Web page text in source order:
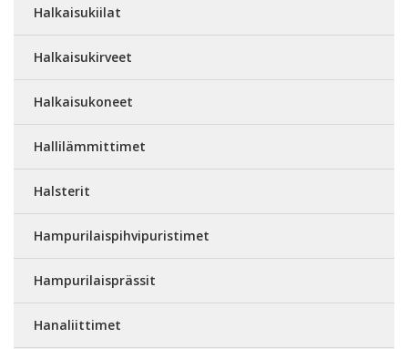
Halkaisukiilat
Halkaisukirveet
Halkaisukoneet
Hallilämmittimet
Halsterit
Hampurilaispihvipuristimet
Hampurilaisprässit
Hanaliittimet